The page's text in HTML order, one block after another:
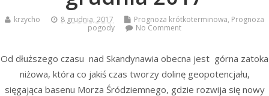
krzycho 8 grudnia, 2017 Prognoza krótkoterminowa, Prognoza
pogody
No Comment
Od dłuższego czasu nad Skandynawia obecna jest górna zatoka
niżowa, która co jakiś czas tworzy dolinę geopotencjału,
sięgająca basenu Morza Śródziemnego, gdzie rozwija się nowy